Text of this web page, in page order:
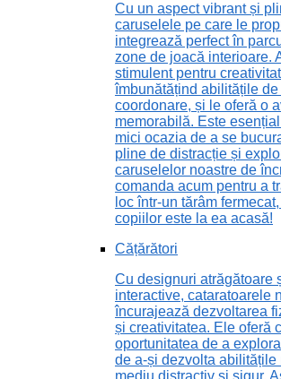
Cu un aspect vibrant și
caruselele pe care le
integrează perfect în
zone de joacă interioare.
stimulent pentru
îmbunătățind abilitățile
coordonare, și le oferă o
memorabilă. Este
mici ocazia de a se
pline de distracție și
caruselelor noastre de
comanda acum pentru a
loc într-un tărâm
copiilor este la ea acasă!
Cățărători
Cu designuri atrăgătoare
interactive, cataratoarele
încurajează dezvoltarea
și creativitatea. Ele oferă
oportunitatea de a
de a-și dezvolta abilitățile
mediu distractiv și sigur.